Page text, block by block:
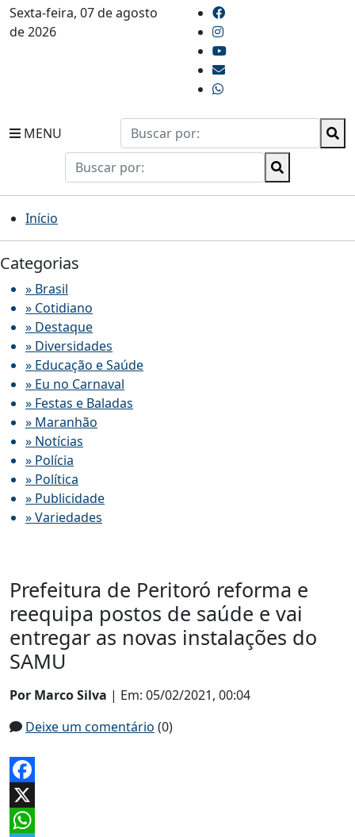
Sexta-feira, 07 de agosto
de 2026
MENU
Início
Categorias
» Brasil
» Cotidiano
» Destaque
» Diversidades
» Educação e Saúde
» Eu no Carnaval
» Festas e Baladas
» Maranhão
» Notícias
» Polícia
» Política
» Publicidade
» Variedades
Prefeitura de Peritoró reforma e
reequipa postos de saúde e vai
entregar as novas instalações do
SAMU
Por Marco Silva | Em: 05/02/2021, 00:04
Deixe um comentário (0)
Facebook
X